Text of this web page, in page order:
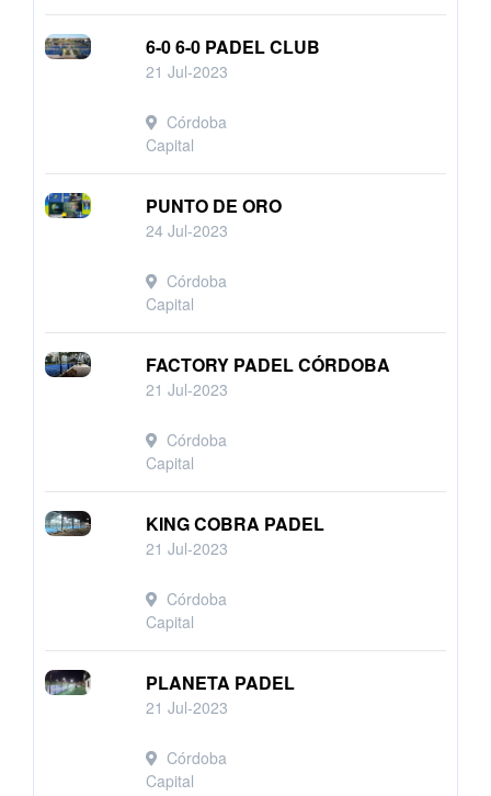
6-0 6-0 PADEL CLUB
21 Jul-2023
Córdoba
Capital
PUNTO DE ORO
24 Jul-2023
Córdoba
Capital
FACTORY PADEL CÓRDOBA
21 Jul-2023
Córdoba
Capital
KING COBRA PADEL
21 Jul-2023
Córdoba
Capital
PLANETA PADEL
21 Jul-2023
Córdoba
Capital